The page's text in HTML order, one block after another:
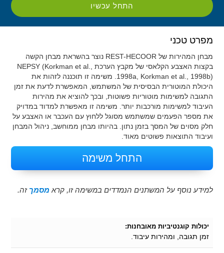
התחל עכשיו
מפרט טכני
מבחן המהירות של REST-HECOOR נוצר בהשראת מבחן הקשה
בקצות האצבע הקלאסי של מקבץ הערכת NEPSY (Korkman et al.,
1998a, Korkman et al., 1998b). משימה זו תוכננה לזהות את
היכולת המוטורית הבסיסית של המשתמש, המאפשרת לדעת את זמן
התגובה למשימות מוטוריות פשוטות, ובכך להוציא את מהירות
העיבוד למשימות מורכבות יותר. משימה זו מאפשרת למדוד במדויק
את מספר הפעמים שמשתמש מסוגל ללחוץ עם העכבר או האצבע על
חלק מסוים של המסך בזמן נתון. בהיותו מבחן ממוחשב, ניהול המבחן
ועיבוד התוצאות פשוטים מאוד.
התחל משימה
למידע נוסף על המשתנים הנמדדים במשימה זו, קרא מסמך זה.
יכולות קוגנטיביות מאובחנות:
זמן תגובה, ומהירות עיבוד.